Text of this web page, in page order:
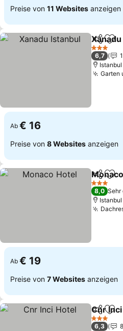
Preise von 11 Websites anzeigen
TeilenZu
3 Sterne
6,7
Istanbul
Garten
Ab € 16
Preise von 8 Websites anzeigen
TeilenZu
3 Sterne
8,0 Sehr
Istanbul
Ab € 19
Preise von 7 Websites anzeigen
TeilenZu
Cnr
3 Sterne
6,3